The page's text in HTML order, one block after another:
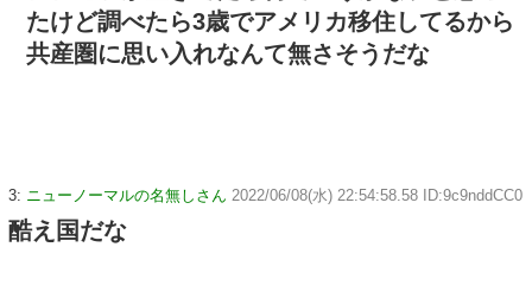
たけど調べたら3歳でアメリカ移住してるから
共産圏に思い入れなんて無さそうだな
3: ニューノーマルの名無しさん 2022/06/08(水) 22:54:58.58 ID:9c9nddCC0
酷え国だな